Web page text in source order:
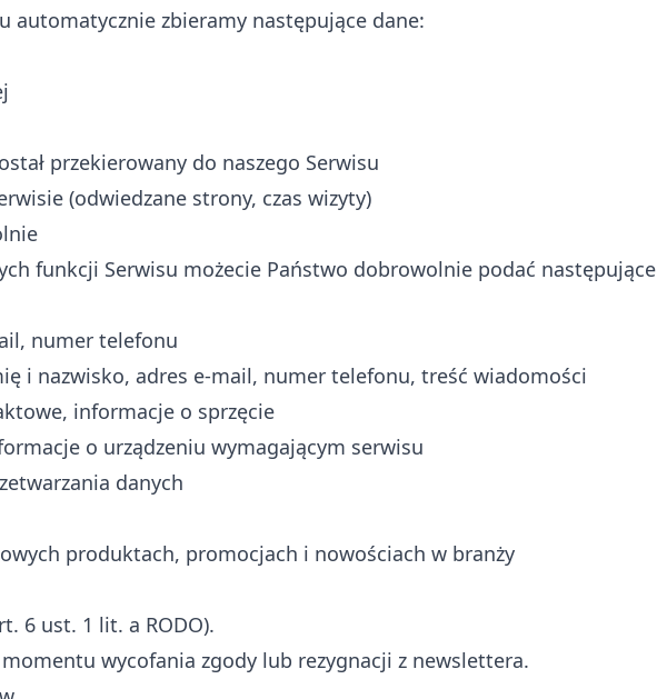
automatycznie zbieramy następujące dane:
przekierowany do naszego Serwisu
(odwiedzane strony, czas wizyty)
funkcji Serwisu możecie Państwo dobrowolnie podać następujące
numer telefonu
i nazwisko, adres e-mail, numer telefonu, treść wiadomości
informacje o sprzęcie
o urządzeniu wymagającym serwisu
danych
produktach, promocjach i nowościach w branży
6 ust. 1 lit. a RODO).
wycofania zgody lub rezygnacji z newslettera.